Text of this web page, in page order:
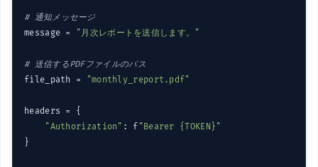
# 通知メッセージ
message =
"月次レポートを送信します。"
# 送信するPDFファイルのパス
file_path =
"monthly_report.pdf"
headers = {
"Authorization" : f "Bearer {TOKEN}"
}